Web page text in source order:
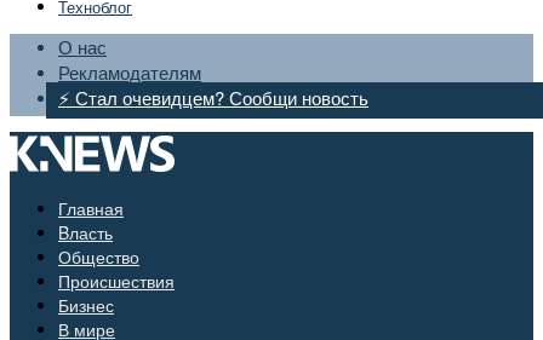
Техноблог
О нас
Рекламодателям
⚡ Стал очевидцем? Сообщи новость
Главная
Bласть
Общество
Происшествия
Бизнес
В мире